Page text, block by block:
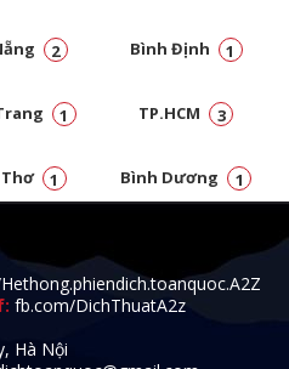
2 Bình Định 1
1 TP.HCM 3
Thơ 1 Bình Dương 1
fb.com/DichThuatA2z
Hà Nội